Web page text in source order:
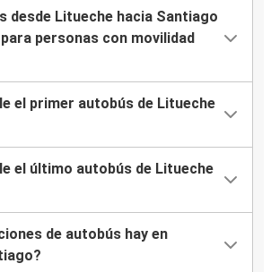
desde Litueche hacia Santiago
personas con movilidad
el primer autobús de Litueche
el último autobús de Litueche
de autobús hay en